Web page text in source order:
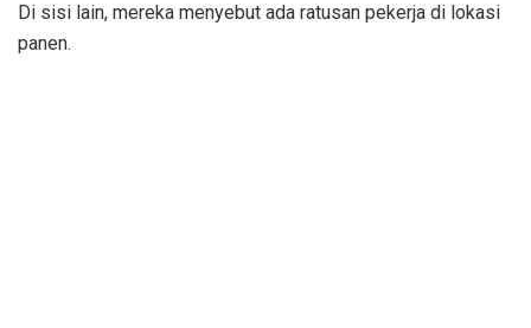
Di sisi lain, mereka menyebut ada ratusan pekerja di lokasi
panen.